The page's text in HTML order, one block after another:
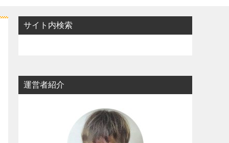
サイト内検索
運営者紹介